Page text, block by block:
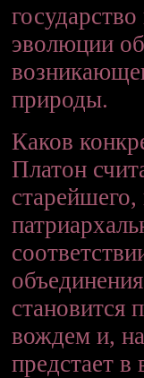
эволюции
природы.
Каков
Платон
становится
вождем и,
предстает